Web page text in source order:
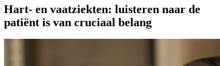
Hart- en vaatziekten: luisteren naar de
patiënt is van cruciaal belang